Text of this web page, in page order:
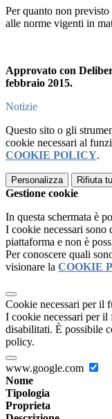
Per quanto non
alle norme vigenti in
Approvato con
febbraio 2015.
Notizie
Questo sito o gli
cookie necessari al
COOKIE POLICY.
Personalizza Rifiuta
Gestione cookie
In questa schermata è
I cookie necessari
piattaforma e non è
Per conoscere quali
visionare la COOKIE
Cookie necessari per il
I cookie necessari per il
disabilitati. È possibile
policy.
www.google.com
Nome
Tipologia
Proprieta